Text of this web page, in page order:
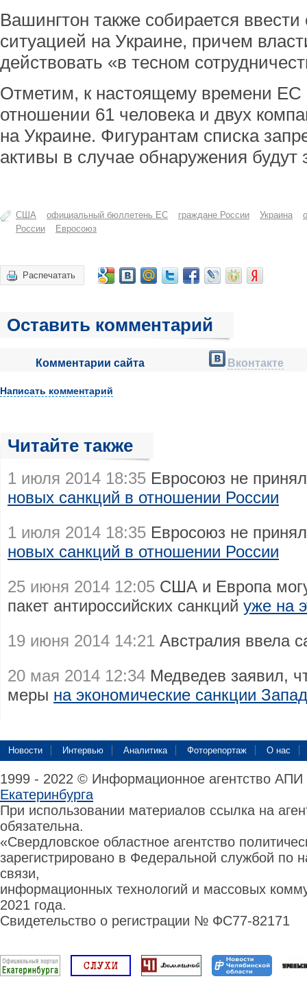
Вашингтон также собирается ввести
ситуацией на Украине, причем
действовать «в тесном
Отметим, к настоящему времени ЕС
отношении 61 человека и двух
на Украине. Фигурантам списка
активы в случае обнаружения
США официальный бюллетень ЕС граждане России Украина
России
Евросоюз
Распечатать
Оставить комментарий
Комментарии сайта Вконтакте
Написать комментарий
Читайте также
1 июля 2014 18:35 Евросоюз не
новых санкций в отношении России
1 июля 2014 18:35 Евросоюз не
новых санкций в отношении России
25 июня 2014 12:05 США и Европа
пакет антироссийских санкций уже на
19 июня 2014 14:21 Австралия ввела
20 мая 2014 12:34 Медведев заявил,
меры на экономические санкции
Новости Интервью Аналитика Фоторепортаж О нас
1999 - 2022 © Информационное агентство
Екатеринбурга
При использовании материалов ссылка на
обязательна.
«Свердловское областное агентство
зарегистрировано в Федеральной службой по
связи,
информационных технологий и массовых
2021 года.
Свидетельство о регистрации № ФС77-82171